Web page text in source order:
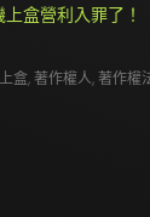
盒營利入罪了！
盒, 著作權人, 著作權